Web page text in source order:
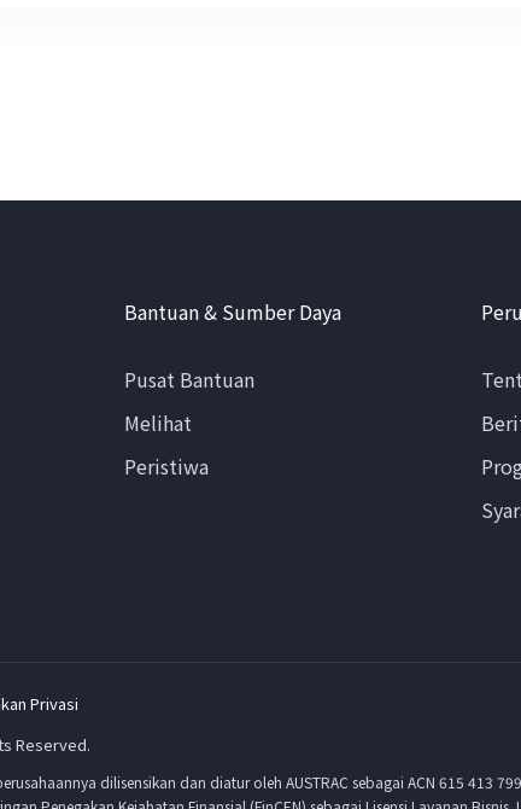
Bantuan & Sumber Daya
Pusat Bantuan
Melihat
Peristiwa
Privasi
Reserved.
dilisensikan dan diatur oleh AUSTRAC sebagai ACN 615 413